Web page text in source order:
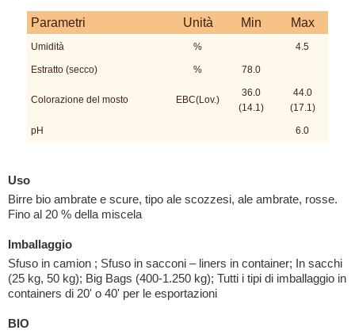
Parametri Unità Min Max
Umidità % 4.5
Estratto (secco) % 78.0
Colorazione del mosto EBC(Lov.)
36.0
(14.1)
44.0
(17.1)
pH 6.0
Uso
Birre bio ambrate e scure, tipo ale scozzesi, ale ambrate, rosse.
Fino al 20 % della miscela
Imballaggio
Sfuso in camion ; Sfuso in sacconi – liners in container; In sacchi
(25 kg, 50 kg); Big Bags (400-1.250 kg); Tutti i tipi di imballaggio in
containers di 20' o 40' per le esportazioni
BIO